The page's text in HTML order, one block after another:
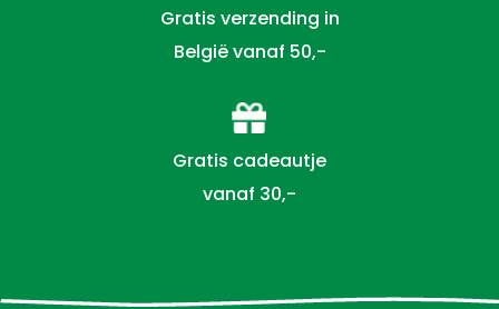
Gratis verzending in
België vanaf 50,-
Gratis cadeautje
vanaf 30,-